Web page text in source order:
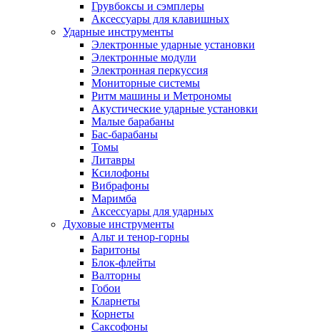
Грувбоксы и сэмплеры
Аксессуары для клавишных
Ударные инструменты
Электронные ударные установки
Электронные модули
Электронная перкуссия
Мониторные системы
Ритм машины и Метрономы
Акустические ударные установки
Малые барабаны
Бас-барабаны
Томы
Литавры
Ксилофоны
Вибрафоны
Маримба
Аксессуары для ударных
Духовые инструменты
Альт и тенор-горны
Баритоны
Блок-флейты
Валторны
Гобои
Кларнеты
Корнеты
Саксофоны